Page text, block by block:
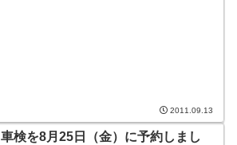
2011.09.13
車検を8月25日（金）に予約しまし